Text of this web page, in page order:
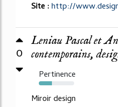
Site :http://
0
Leniau Pascal et
contemporains,
Pertinence
37%
Miroir design